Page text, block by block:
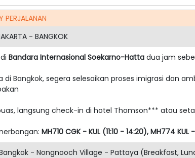
PERJALANAN
- BANGKOK
Bandara Internasional Soekarno-Hatta dua jam
di Bangkok, segera selesaikan proses imigrasi dan
langsung check-in di hotel Thomson*** atau
MH710 CGK - KUL (11:10 - 14:20), MH774 KUL
- Nongnooch Village - Pattaya (Breakfast,